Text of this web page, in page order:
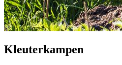
Kleuterkampen